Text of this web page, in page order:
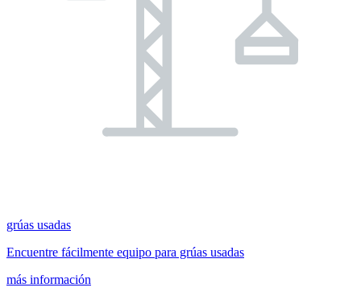
grúas usadas
Encuentre fácilmente equipo para grúas usadas
más información